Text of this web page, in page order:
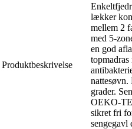
Produktbeskrivelse
lækker
mellem 2
med 5-
en god
grader.
OEKO-
sikret fri
sengegavl